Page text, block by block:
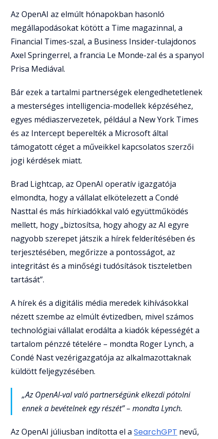
Az OpenAI az elmúlt hónapokban hasonló
megállapodásokat kötött a Time magazinnal, a
Financial Times-szal, a Business Insider-tulajdonos
Axel Springerrel, a francia Le Monde-zal és a spanyol
Prisa Mediával.
Bár ezek a tartalmi partnerségek elengedhetetlenek
a mesterséges intelligencia-modellek képzéséhez,
egyes médiaszervezetek, például a New York Times
és az Intercept beperelték a Microsoft által
támogatott céget a műveikkel kapcsolatos szerzői
jogi kérdések miatt.
Brad Lightcap, az OpenAI operatív igazgatója
elmondta, hogy a vállalat elkötelezett a Condé
Nasttal és más hírkiadókkal való együttműködés
mellett, hogy „biztosítsa, hogy ahogy az AI egyre
nagyobb szerepet játszik a hírek felderítésében és
terjesztésében, megőrizze a pontosságot, az
integritást és a minőségi tudósítások tiszteletben
tartását”.
A hírek és a digitális média meredek kihívásokkal
nézett szembe az elmúlt évtizedben, mivel számos
technológiai vállalat erodálta a kiadók képességét a
tartalom pénzzé tételére – mondta Roger Lynch, a
Condé Nast vezérigazgatója az alkalmazottaknak
küldött feljegyzésében.
„Az OpenAI-val való partnerségünk elkezdi pótolni
ennek a bevételnek egy részét” – mondta Lynch.
Az OpenAI júliusban indította el aSearchGPT nevű,